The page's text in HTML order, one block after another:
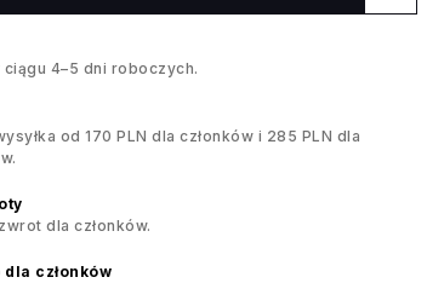
ciągu 4–5 dni roboczych.
od 170 PLN dla członków i 285 PLN dla
dla członków.
dla członków